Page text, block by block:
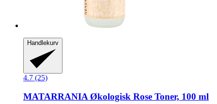
Handlekurv
4.7 (25)
MATARRANIAØkologisk Rose Toner, 100 ml